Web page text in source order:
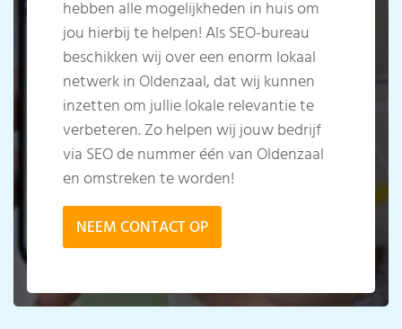
hebben alle mogelijkheden in huis om
jou hierbij te helpen! Als SEO-bureau
beschikken wij over een enorm lokaal
netwerk in Oldenzaal, dat wij kunnen
inzetten om jullie lokale relevantie te
verbeteren. Zo helpen wij jouw bedrijf
via SEO de nummer één van Oldenzaal
en omstreken te worden!
NEEM CONTACT OP